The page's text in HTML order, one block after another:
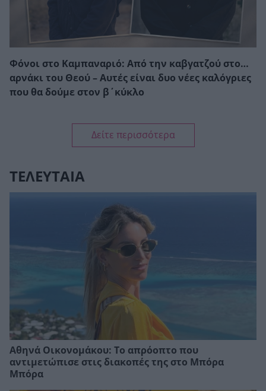
Φόνοι στο Καμπαναριό: Από την καβγατζού στο…
αρνάκι του Θεού – Αυτές είναι δυο νέες καλόγριες
που θα δούμε στον β΄κύκλο
Δείτε περισσότερα
ΤΕΛΕΥΤΑΙΑ
Αθηνά Οικονομάκου: Το απρόοπτο που
αντιμετώπισε στις διακοπές της στο Μπόρα
Μπόρα